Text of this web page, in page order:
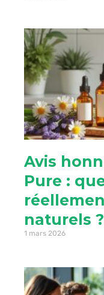
Avis
Pure :
naturels ?
1 mars 2026